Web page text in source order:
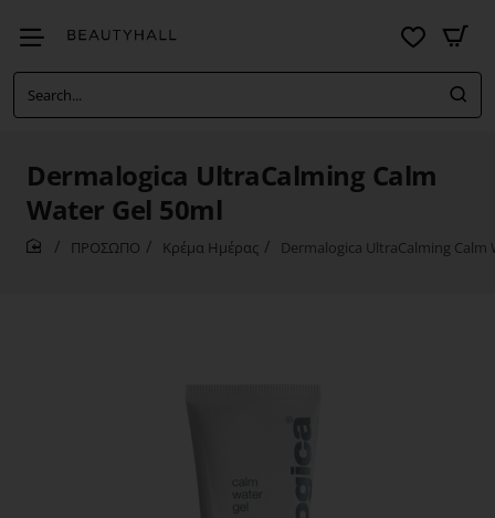
Search...
Dermalogica UltraCalming Calm
Water Gel 50ml
ΠΡΟΣΩΠΟ Κρέμα Ημέρας Dermalogica UltraCalming Calm